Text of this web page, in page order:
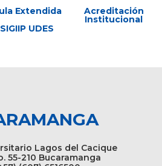
Extendida
SIGIIP UDES
Acreditación
Institucional
Lagos del Cacique
55-210 Bucaramanga